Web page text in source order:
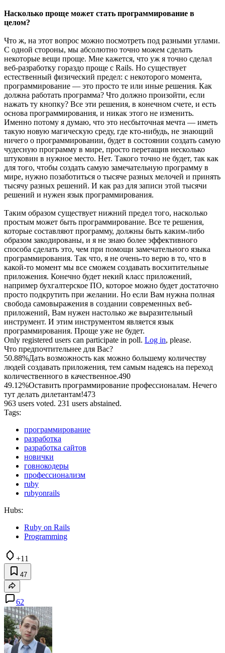
Насколько проще может стать программирование в
целом?
Что ж, на этот вопрос можно посмотреть под разными углами.
С одной стороны, мы абсолютно точно можем сделать
некоторые вещи проще. Мне кажется, что уж я точно сделал
веб-разработку гораздо проще с Rails. Но существует
естественный физический предел: с некоторого момента,
программирование — это просто те или иные решения. Как
должна работать программа? Что должно произойти, если
нажать ту кнопку? Все эти решения, в конечном счете, и есть
основа программирования, и никак этого не изменить.
Именно потому я думаю, что это несбыточная мечта — иметь
такую новую магическую среду, где кто-нибудь, не знающий
ничего о программировании, будет в состоянии создать самую
чудесную программу в мире, просто перетащив несколько
штуковин в нужное место. Нет. Такого точно не будет, так как
для того, чтобы создать самую замечательную программу в
мире, нужно позаботиться о тысяче разных мелочей и принять
тысячу разных решений. И как раз для записи этой тысячи
решений и нужен язык программирования.
Таким образом существует нижний предел того, насколько
простым может быть программирование. Все те решения,
которые составляют программу, должны быть каким-либо
образом закодированы, и я не знаю более эффективного
способа сделать это, чем при помощи замечательного языка
программирования. Так что, я не очень-то верю в то, что в
какой-то момент мы все сможем создавать восхитительные
приложения. Конечно будет некий класс приложений,
например бухгалтерское ПО, которое можно будет достаточно
просто подкрутить при желании. Но если Вам нужна полная
свобода самовыражения в создании современных веб-
приложений, Вам нужен настолько же выразительный
инструмент. И этим инструментом является язык
программирования. Проще уже не будет.
Only registered users can participate in poll. Log in, please.
Что предпочтительнее для Вас?
50.88%Дать возможность как можно большему количеству
людей создавать приложения, тем самым надеясь на переход
количественного в качественное.490
49.12%Оставить программирование профессионалам. Нечего
тут делать дилетантам!473
963 users voted. 231 users abstained.
Tags:
программирование
разработка
разработка сайтов
новички
говнокодеры
профессионализм
ruby
rubyonrails
Hubs:
Ruby on Rails
Programming
+11
47
62